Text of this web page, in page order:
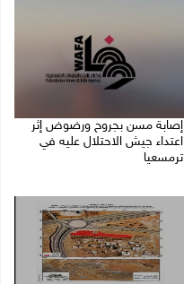
إصابة مسن بجروح ورضوض إثر
اعتداء جيش الاحتلال عليه في
ترمسعيا